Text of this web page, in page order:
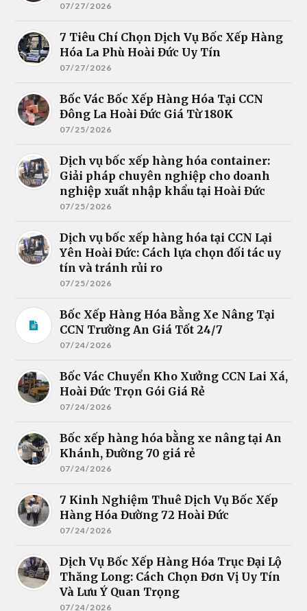
07/27/2026
7 Tiêu Chí Chọn Dịch Vụ Bốc Xếp Hàng
Hóa La Phù Hoài Đức Uy Tín
07/27/2026
Bốc Vác Bốc Xếp Hàng Hóa Tại CCN
Đông La Hoài Đức Giá Từ 180K
07/25/2026
Dịch vụ bốc xếp hàng hóa container:
Giải pháp chuyên nghiệp cho doanh
nghiệp xuất nhập khẩu tại Hoài Đức
07/25/2026
Dịch vụ bốc xếp hàng hóa tại CCN Lại
Yên Hoài Đức: Cách lựa chọn đối tác uy
tín và tránh rủi ro
07/25/2026
Bốc Xếp Hàng Hóa Bằng Xe Nâng Tại
CCN Trường An Giá Tốt 24/7
07/24/2026
Bốc Vác Chuyển Kho Xưởng CCN Lai Xá,
Hoài Đức Trọn Gói Giá Rẻ
07/24/2026
Bốc xếp hàng hóa bằng xe nâng tại An
Khánh, Đường 70 giá rẻ
07/24/2026
7 Kinh Nghiệm Thuê Dịch Vụ Bốc Xếp
Hàng Hóa Đường 72 Hoài Đức
07/24/2026
Dịch Vụ Bốc Xếp Hàng Hóa Trục Đại Lộ
Thăng Long: Cách Chọn Đơn Vị Uy Tín
Và Lưu Ý Quan Trọng
07/24/2026